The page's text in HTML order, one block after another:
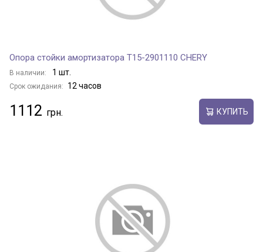
Опора стойки амортизатора T15-2901110 CHERY
В наличии: 1 шт.
Срок ожидания: 12 часов
1112 КУПИТЬ